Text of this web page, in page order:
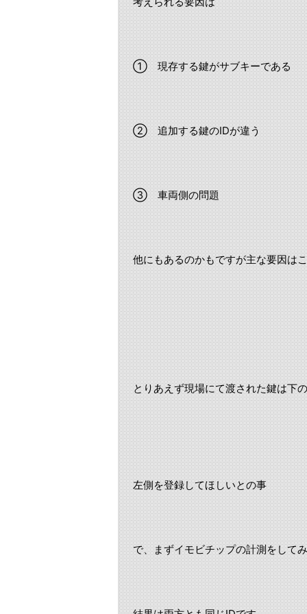
① 現存する鍵がサブキーである
② 追加する鍵のIDが違う
③ 車両側の問題
他にもあるのかもですが主な要因は
とりあえず現場にて渡された鍵は下
左側を登録してほしいとの事
で、まずイモビチップの計測をしてみ